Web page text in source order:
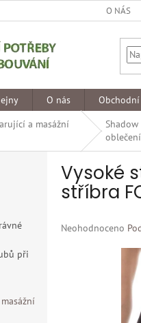
O NÁS
O nás
a masážní
oblečení
při
Vysoké
stříbra
Průměrné
Neohodnoceno